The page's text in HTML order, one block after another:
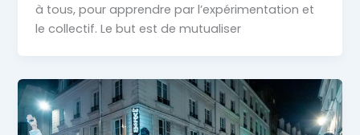
à tous, pour apprendre par l’expérimentation et
le collectif. Le but est de mutualiser